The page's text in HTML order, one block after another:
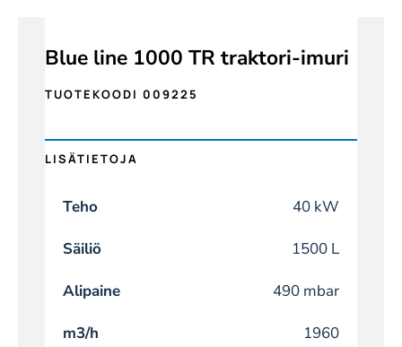
Blue line 1000 TR traktori-imuri
TUOTEKOODI 009225
LISÄTIETOJA
Teho 40 kW
Säiliö 1500 L
Alipaine 490 mbar
m3/h 1960